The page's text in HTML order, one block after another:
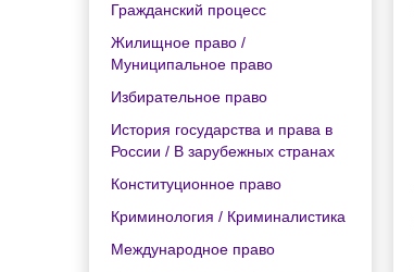
Гражданский процесс
Жилищное право /
Муниципальное право
Избирательное право
История государства и права в
России / В зарубежных странах
Конституционное право
Криминология / Криминалистика
Международное право